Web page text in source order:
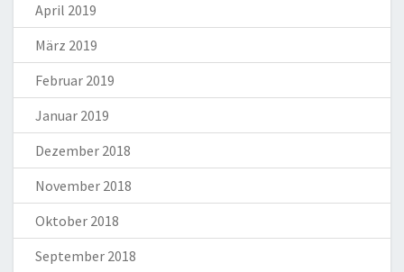
April 2019
März 2019
Februar 2019
Januar 2019
Dezember 2018
November 2018
Oktober 2018
September 2018